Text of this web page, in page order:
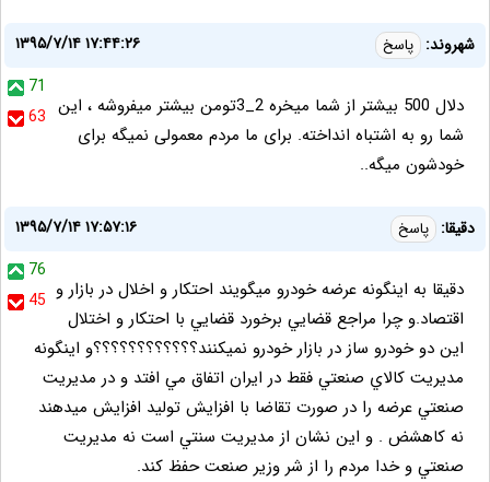
شهروند: پاسخ
۱۳۹۵/۷/۱۴ ۱۷:۴۴:۲۶
71
63 دلال 500 بیشتر از شما میخره 2_3تومن بیشتر میفروشه ، این
شما رو به اشتباه انداخته. برای ما مردم معمولی نمیگه برای
خودشون میگه..
دقيقا: پاسخ
۱۳۹۵/۷/۱۴ ۱۷:۵۷:۱۶
76
45 دقيقا به اينگونه عرضه خودرو ميگويند احتكار و اخلال در بازار و
اقتصاد.و چرا مراجع قضايي برخورد قضايي با احتكار و اختلال
اين دو خودرو ساز در بازار خودرو نميكنند؟؟؟؟؟؟؟؟؟؟؟؟و اينگونه
مديريت كالاي صنعتي فقط در ايران اتفاق مي افتد و در مديريت
صنعتي عرضه را در صورت تقاضا با افزايش توليد افزايش ميدهند
نه كاهشض . و اين نشان از مديريت سنتي است نه مديريت
صنعتي و خدا مردم را از شر وزير صنعت حفظ كند.